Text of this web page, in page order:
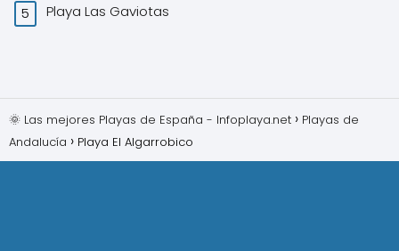
Playa Las Gaviotas
🌞 Las mejores Playas de España - Infoplaya.net
Playas de
Andalucía
Playa El Algarrobico